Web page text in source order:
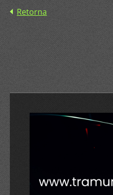
Retorna